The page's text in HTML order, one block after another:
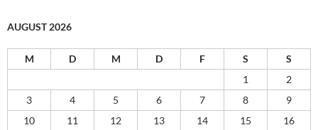
AUGUST 2026
M D M D F S
S
1
2
3
4 5 6 7 8
9
10
11 12 13 14 15
16